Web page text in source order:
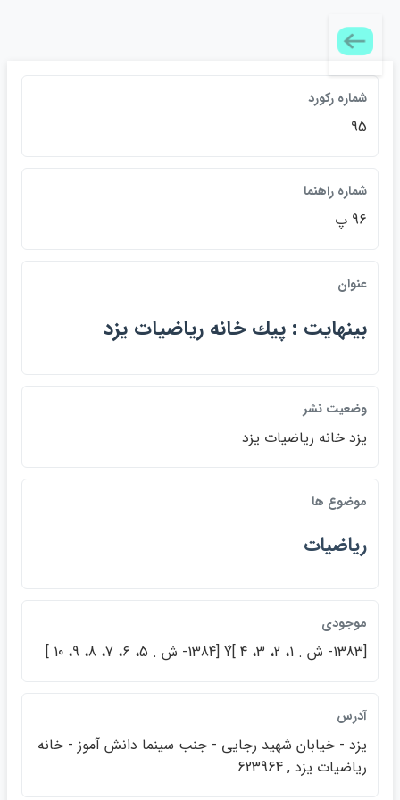
شماره رکورد
95
شماره راهنما
96 پ
عنوان
بينهايت : پيك خانه رياضيات يزد
وضعيت نشر
يزد خانه رياضيات يزد
موضوع ها
رياضيات
موجودي
[1383- ش . 1، 2، 3، 4 ]Ý [1384- ش . 5، 6، 7، 8، 9، 10 ]
آدرس
يزد - خيابان شهيد رجايي - جنب سينما دانش آموز - خانه
رياضيات يزد , 623964